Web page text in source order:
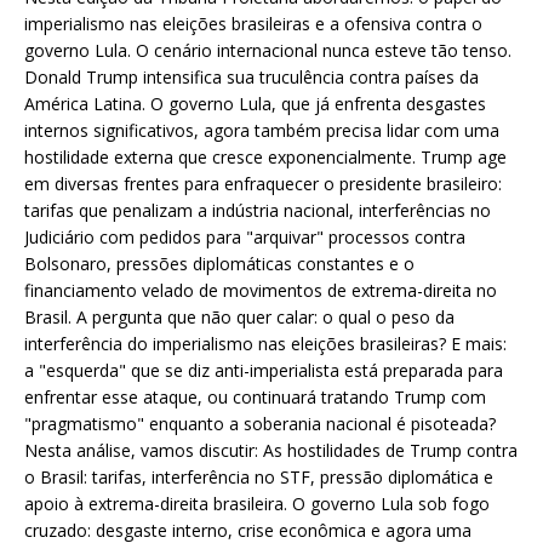
imperialismo nas eleições brasileiras e a ofensiva contra o
governo Lula. O cenário internacional nunca esteve tão tenso.
Donald Trump intensifica sua truculência contra países da
América Latina. O governo Lula, que já enfrenta desgastes
internos significativos, agora também precisa lidar com uma
hostilidade externa que cresce exponencialmente. Trump age
em diversas frentes para enfraquecer o presidente brasileiro:
tarifas que penalizam a indústria nacional, interferências no
Judiciário com pedidos para "arquivar" processos contra
Bolsonaro, pressões diplomáticas constantes e o
financiamento velado de movimentos de extrema-direita no
Brasil. A pergunta que não quer calar: o qual o peso da
interferência do imperialismo nas eleições brasileiras? E mais:
a "esquerda" que se diz anti-imperialista está preparada para
enfrentar esse ataque, ou continuará tratando Trump com
"pragmatismo" enquanto a soberania nacional é pisoteada?
Nesta análise, vamos discutir: As hostilidades de Trump contra
o Brasil: tarifas, interferência no STF, pressão diplomática e
apoio à extrema-direita brasileira. O governo Lula sob fogo
cruzado: desgaste interno, crise econômica e agora uma